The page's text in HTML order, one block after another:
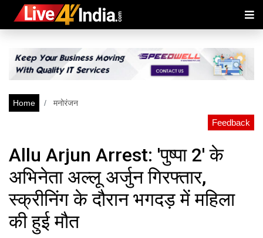
Home मनोरंजन
Feedback
Allu Arjun Arrest: 'पुष्पा 2' के
अभिनेता अल्लू अर्जुन गिरफ्तार,
स्क्रीनिंग के दौरान भगदड़ में महिला
की हुई मौत